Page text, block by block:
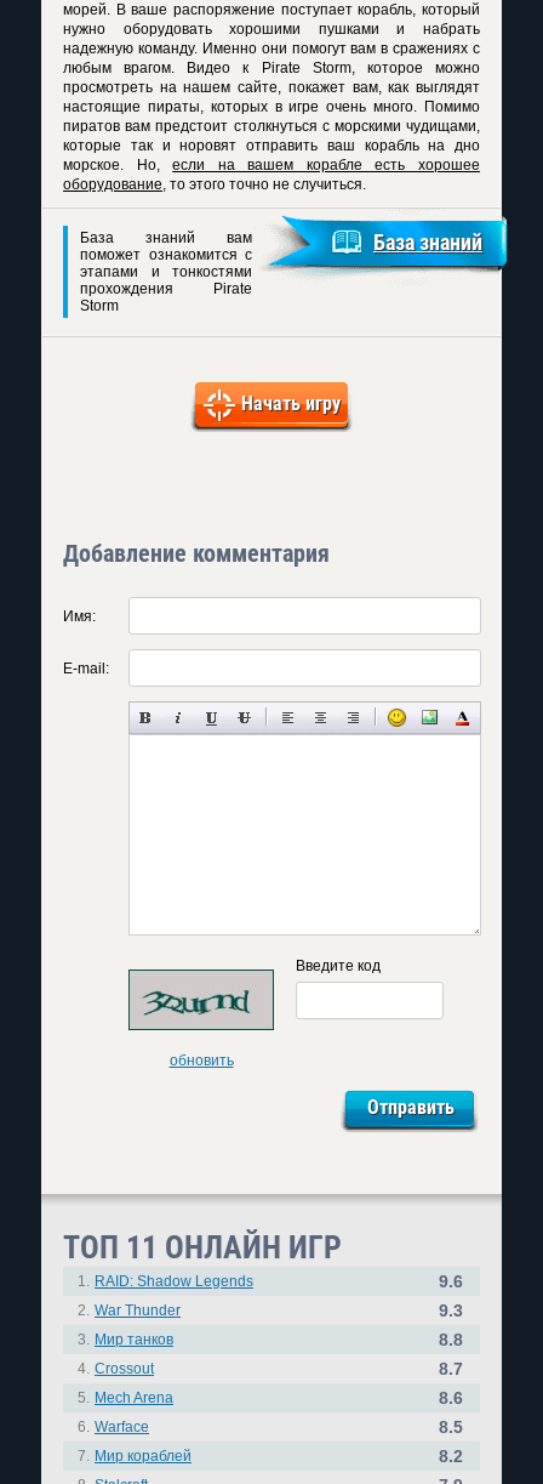
морей. В ваше распоряжение поступает корабль, который
нужно оборудовать хорошими пушками и набрать
надежную команду. Именно они помогут вам в сражениях с
любым врагом.
Видео к Pirate Storm, которое можно
просмотреть на нашем сайте, покажет вам, как выглядят
настоящие пираты, которых в игре очень много. Помимо
пиратов вам предстоит столкнуться с морскими чудищами,
которые так и норовят отправить ваш корабль на дно
морское. Но,если на вашем корабле есть хорошее
оборудование, то этого точно не случиться.
База знаний вам
поможет ознакомится с
этапами и тонкостями
прохождения Pirate
Storm
База знаний
Начать игру
Добавление комментария
Имя:
E-mail:
обновить
Введите код
ТОП 11 ОНЛАЙН ИГР
1. RAID: Shadow Legends 9.6
2. War Thunder 9.3
3. Мир танков 8.8
4. Crossout 8.7
5. Mech Arena 8.6
6. Warface 8.5
7. Мир кораблей 8.2